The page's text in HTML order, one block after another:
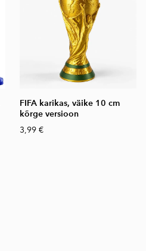
FIFA karikas, väike 10 cm
kõrge versioon
3,99 €